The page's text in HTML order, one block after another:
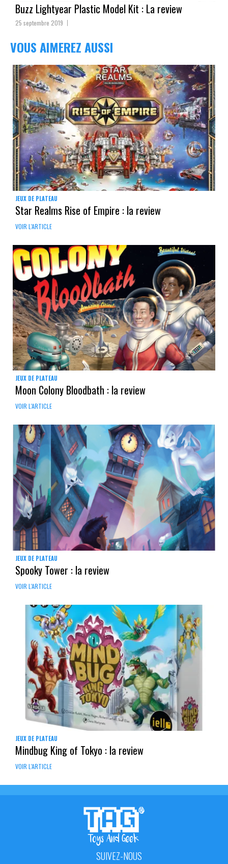
Buzz Lightyear Plastic Model Kit : La review
25 septembre 2019
VOUS AIMEREZ AUSSI
JEUX DE PLATEAU
Star Realms Rise of Empire : la review
VOIR L'ARTICLE
JEUX DE PLATEAU
Moon Colony Bloodbath : la review
VOIR L'ARTICLE
JEUX DE PLATEAU
Spooky Tower : la review
VOIR L'ARTICLE
JEUX DE PLATEAU
Mindbug King of Tokyo : la review
VOIR L'ARTICLE
SUIVEZ-NOUS